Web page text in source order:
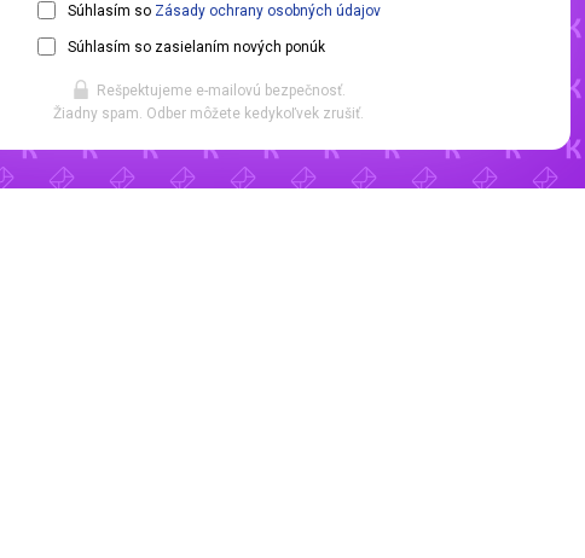
Súhlasím so Zásady ochrany osobných údajov
Súhlasím so zasielaním nových ponúk
Rešpektujeme e-mailovú bezpečnosť.
Žiadny spam. Odber môžete kedykoľvek zrušiť.